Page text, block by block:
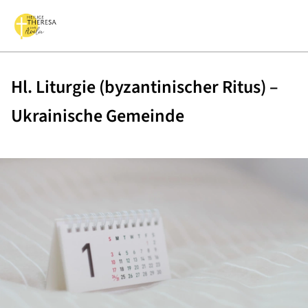
Hl. Liturgie (byzantinischer Ritus) –
Ukrainische Gemeinde